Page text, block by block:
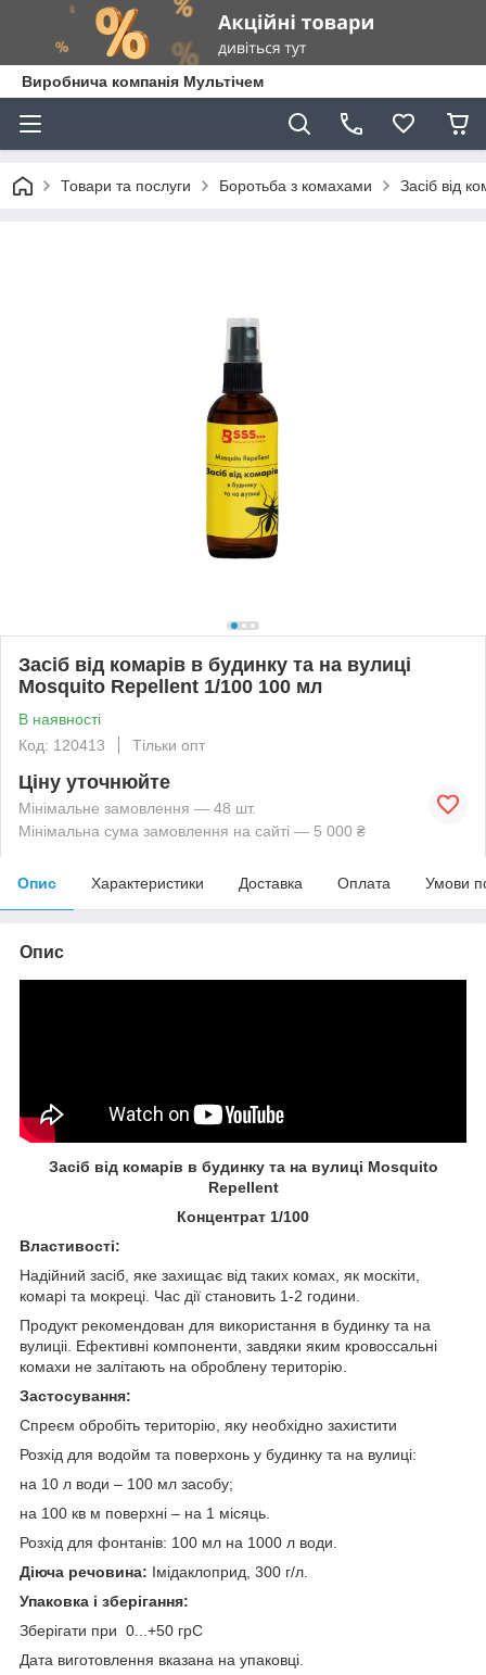
Виробнича компанія Мультічем
Товари та послуги Боротьба з комахами Засіб від
Засіб від комарів в будинку та на вулиці
Mosquito Repellent 1/100 100 мл
В наявності
Код: 120413
Тільки опт
Ціну уточнюйте
Мінімальне замовлення — 48 шт.
Мінімальна сума замовлення на сайті — 5 000 ₴
Опис Характеристики Доставка Оплата Умови
Опис
Засіб від комарів в будинку та на вулиці Mosquito
Repellent
Концентрат 1/100
Властивості:
Надійний засіб, яке захищає від таких комах, як москіти,
комарі та мокреці. Час дії становить 1-2 години.
Продукт рекомендован для використання в будинку та на
вулиціі. Ефективні компоненти, завдяки яким кровоссальні
комахи не залітають на оброблену територію.
Застосування:
Спреєм обробіть територію, яку необхідно захистити
Розхід для водойм та поверхонь у будинку та на вулиці:
на 10 л води – 100 мл засобу;
на 100 кв м поверхні – на 1 місяць.
Розхід для фонтанів: 100 мл на 1000 л води.
Діюча речовина: Імідаклоприд, 300 г/л.
Упаковка і зберігання:
Зберігати при 0...+50 грС
Дата виготовлення вказана на упаковці.